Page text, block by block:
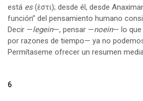
está es(ἐστι); desde él, desde
función” del pensamiento humano
Decir —legein—, pensar —noein— lo
por razones de tiempo— ya no
Permítaseme ofrecer un resumen
6